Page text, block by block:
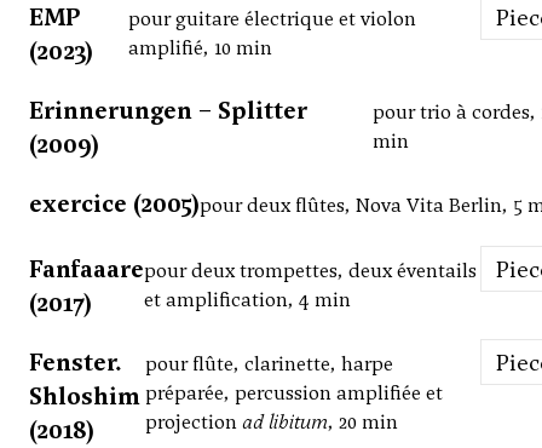
EMP
(2023)
pour guitare électrique et violon
amplifié, 10 min
Erinnerungen – Splitter
(2009)
pour trio à cordes,
min
exercice (2005)pour deux flûtes, Nova Vita Berlin, 5
Fanfaaare
(2017)
pour deux trompettes, deux éventails
et amplification, 4 min
Fenster.
Shloshim
(2018)
pour flûte, clarinette, harpe
préparée, percussion amplifiée et
projectionad libitum, 20 min